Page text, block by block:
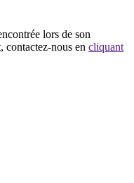
lors de son
contactez-nous en cliquant